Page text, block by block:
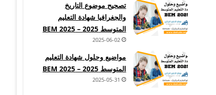
تصحيح موضوع التاريخ
والجغرافيا شهادة التعليم
المتوسط 2025 – BEM 2025
2025-06-02
مواضيع وحلول شهادة التعليم
المتوسط 2025 – BEM 2025
2025-05-31